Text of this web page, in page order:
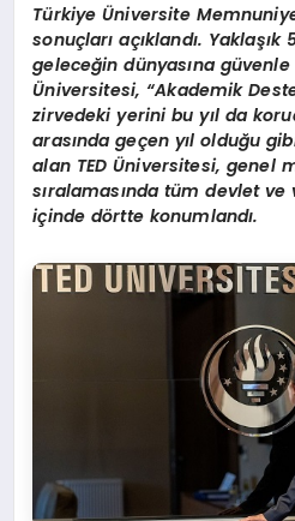
Türkiye Üniversite
sonuçları açıklandı.
geleceğin dünyasına güvenle
Üniversitesi, “Akademik
zirvedeki yerini bu yıl da
arasında geçen yıl olduğu
alan TED Üniversitesi, genel
sıralamasında tüm devlet
içinde dörtte konumlandı.